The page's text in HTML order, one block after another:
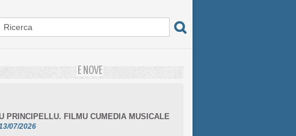
E NOVE
FOLA IN CELU